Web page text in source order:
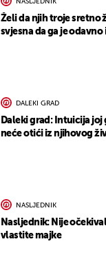
NASLJEDNIK
Želi da njih troje sretno
svjesna da ga je
DALEKI GRAD
Daleki grad: Intuicija joj
neće otići iz njihovog
NASLJEDNIK
Nasljednik: Nije
vlastite majke